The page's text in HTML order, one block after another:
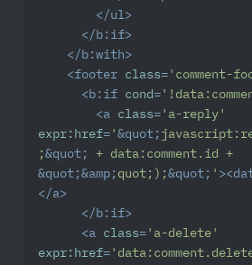
</ul>
</ b:if>
</ b:with>
<footer class= 'comment-
<b:if cond =
<a class= 'a-reply'
expr:href= '&quot;
;&quot;
&quot;&amp; quot;);&quot; ' ><
</a>
</ b:if>
<a class= 'a-delete'
expr:href=